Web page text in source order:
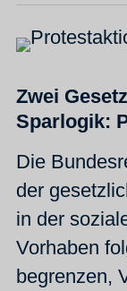
Zwei
Sparlogik:
Die
der
in der
Vorhaben
begrenzen,